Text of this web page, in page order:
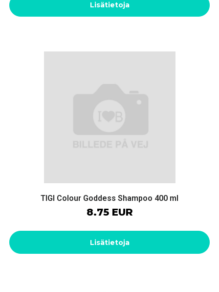
Lisätietoja
TIGI Colour Goddess Shampoo 400 ml
8.75 EUR
Lisätietoja